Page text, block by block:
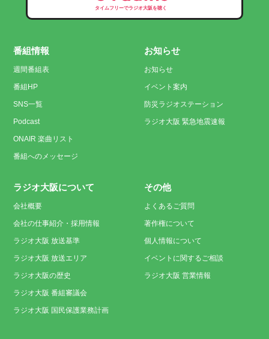
タイムフリーでラジオ大阪を聴く
番組情報
週間番組表
番組HP
SNS一覧
Podcast
ONAIR 楽曲リスト
番組へのメッセージ
お知らせ
お知らせ
イベント案内
防災ラジオステーション
ラジオ大阪 緊急地震速報
ラジオ大阪について
会社概要
会社の仕事紹介・採用情報
ラジオ大阪 放送基準
ラジオ大阪 放送エリア
ラジオ大阪の歴史
ラジオ大阪 番組審議会
ラジオ大阪 国民保護業務計画
その他
よくあるご質問
著作権について
個人情報について
イベントに関するご相談
ラジオ大阪 営業情報